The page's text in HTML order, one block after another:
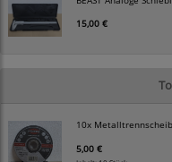
15,00 €
10x
5,00 €